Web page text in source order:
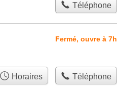
Téléphone
Fermé, ouvre à 7h
Horaires Téléphone